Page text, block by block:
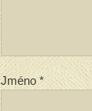
Jméno *